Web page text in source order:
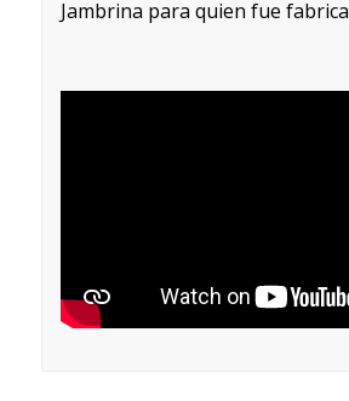
Jambrina para quien fue